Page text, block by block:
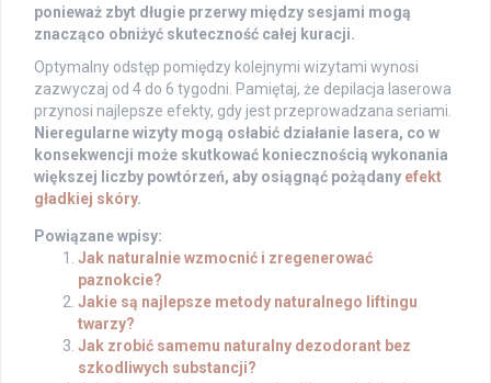
ponieważ zbyt długie przerwy między sesjami mogą
znacząco obniżyć skuteczność całej kuracji.
Optymalny odstęp pomiędzy kolejnymi wizytami wynosi
zazwyczaj od 4 do 6 tygodni. Pamiętaj, że depilacja laserowa
przynosi najlepsze efekty, gdy jest przeprowadzana seriami.
Nieregularne wizyty mogą osłabić działanie lasera, co w
konsekwencji może skutkować koniecznością wykonania
większej liczby powtórzeń, aby osiągnąć pożądany efekt
gładkiej skóry.
Powiązane wpisy:
Jak naturalnie wzmocnić i zregenerować
paznokcie?
Jakie są najlepsze metody naturalnego liftingu
twarzy?
Jak zrobić samemu naturalny dezodorant bez
szkodliwych substancji?